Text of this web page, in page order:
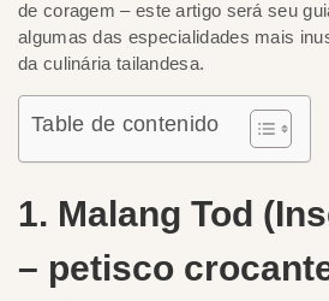
de coragem – este artigo será seu
algumas das especialidades mais
da culinária tailandesa.
Table de contenido
1. Malang Tod
– petisco